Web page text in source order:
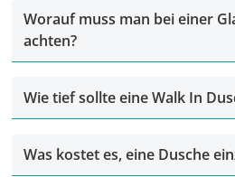
Worauf muss man bei einer
achten?
Wie tief sollte eine Walk In
Was kostet es, eine Dusche